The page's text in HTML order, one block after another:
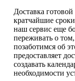
Доставка
кратчайшие
наш сервис еще
переживать о
позаботимся об
предоставляет
создавать
необходимости